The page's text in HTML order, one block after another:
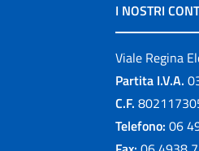
I NOSTRI
Viale Regina
Partita I.V.A.
C.F.
Telefono: 06